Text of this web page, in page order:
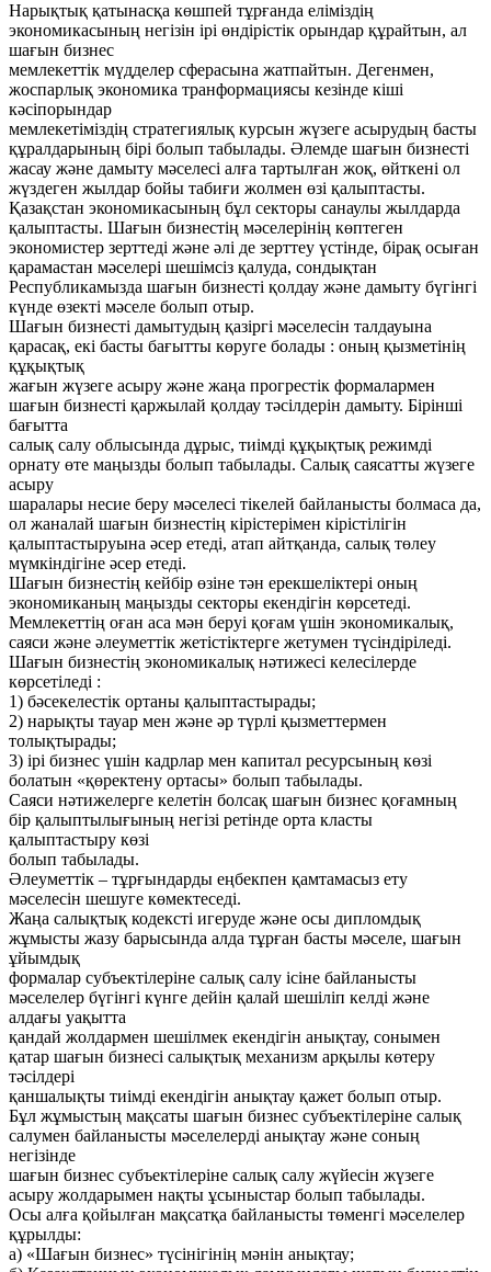
Нарықтық қатынасқа көшпей тұрғанда еліміздің
экономикасының негізін ірі өндірістік орындар құрайтын, ал
шағын бизнес
мемлекеттік мүдделер сферасына жатпайтын. Дегенмен,
жоспарлық экономика транформациясы кезінде кіші
кәсіпорындар
мемлекетіміздің стратегиялық курсын жүзеге асырудың басты
құралдарының бірі болып табылады. Әлемде шағын бизнесті
жасау және дамыту мәселесі алға тартылған жоқ, өйткені ол
жүздеген жылдар бойы табиғи жолмен өзі қалыптасты.
Қазақстан экономикасының бұл секторы санаулы жылдарда
қалыптасты. Шағын бизнестің мәселерінің көптеген
экономистер зерттеді және әлі де зерттеу үстінде, бірақ осыған
қарамастан мәселері шешімсіз қалуда, сондықтан
Республикамызда шағын бизнесті қолдау және дамыту бүгінгі
күнде өзекті мәселе болып отыр.
Шағын бизнесті дамытудың қазіргі мәселесін талдауына
қарасақ, екі басты бағытты көруге болады : оның қызметінің
құқықтық
жағын жүзеге асыру және жаңа прогрестік формалармен
шағын бизнесті қаржылай қолдау тәсілдерін дамыту. Бірінші
бағытта
салық салу облысында дұрыс, тиімді құқықтық режимді
орнату өте маңызды болып табылады. Салық саясатты жүзеге
асыру
шаралары несие беру мәселесі тікелей байланысты болмаса да,
ол жаналай шағын бизнестің кірістерімен кірістілігін
қалыптастыруына әсер етеді, атап айтқанда, салық төлеу
мүмкіндігіне әсер етеді.
Шағын бизнестің кейбір өзіне тән ерекшеліктері оның
экономиканың маңызды секторы екендігін көрсетеді.
Мемлекеттің оған аса мән беруі қоғам үшін экономикалық,
саяси және әлеуметтік жетістіктерге жетумен түсіндіріледі.
Шағын бизнестің экономикалық нәтижесі келесілерде
көрсетіледі :
1) бәсекелестік ортаны қалыптастырады;
2) нарықты тауар мен және әр түрлі қызметтермен
толықтырады;
3) ірі бизнес үшін кадрлар мен капитал ресурсының көзі
болатын «қөректену ортасы» болып табылады.
Саяси нәтижелерге келетін болсақ шағын бизнес қоғамның
бір қалыптылығының негізі ретінде орта класты
қалыптастыру көзі
болып табылады.
Әлеуметтік – тұрғындарды еңбекпен қамтамасыз ету
мәселесін шешуге көмектеседі.
Жаңа салықтық кодексті игеруде және осы дипломдық
жұмысты жазу барысында алда тұрған басты мәселе, шағын
ұйымдық
формалар субъектілеріне салық салу ісіне байланысты
мәселелер бүгінгі күнге дейін қалай шешіліп келді және
алдағы уақытта
қандай жолдармен шешілмек екендігін анықтау, сонымен
қатар шағын бизнесі салықтық механизм арқылы көтеру
тәсілдері
қаншалықты тиімді екендігін анықтау қажет болып отыр.
Бұл жұмыстың мақсаты шағын бизнес субъектілеріне салық
салумен байланысты мәселелерді анықтау және соның
негізінде
шағын бизнес субъектілеріне салық салу жүйесін жүзеге
асыру жолдарымен нақты ұсыныстар болып табылады.
Осы алға қойылған мақсатқа байланысты төменгі мәселелер
құрылды:
а) «Шағын бизнес» түсінігінің мәнін анықтау;